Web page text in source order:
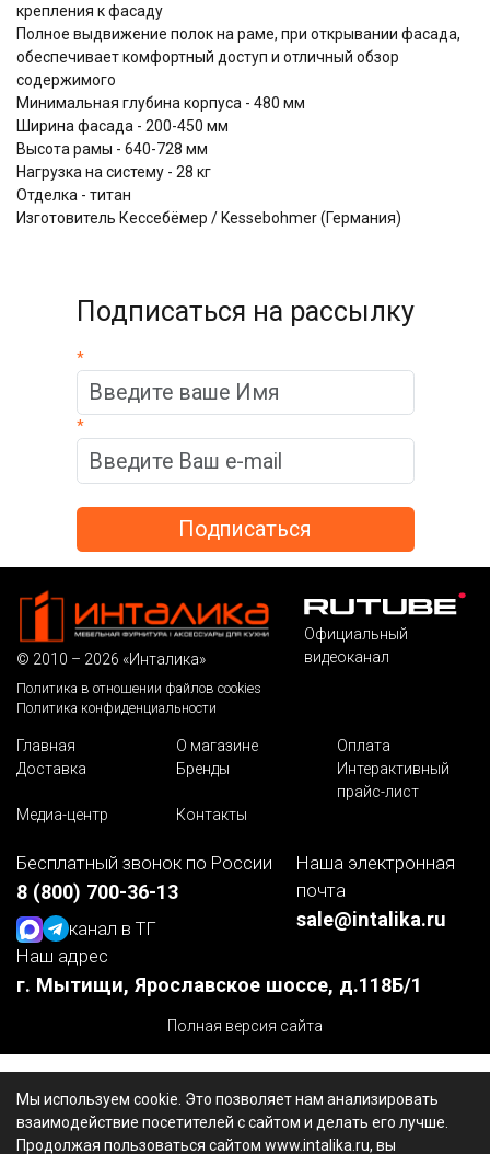
крепления к фасаду
Полное выдвижение полок на раме, при открывании фасада,
обеспечивает комфортный доступ и отличный обзор
содержимого
Минимальная глубина корпуса - 480 мм
Ширина фасада - 200-450 мм
Высота рамы - 640-728 мм
Нагрузка на систему - 28 кг
Отделка - титан
Изготовитель Кессебёмер / Kessebohmer (Германия)
Подписаться на рассылку
*
*
Мы используем cookie. Это позволяет нам анализировать
взаимодействие посетителей с сайтом и делать его лучше.
Продолжая пользоваться сайтом www.intalika.ru, вы
© 2010 – 2026 «Инталика»
Политика в отношении файлов cookies
Политика конфиденциальности
Официальный
видеоканал
Главная О магазине
Оплата
Доставка
Бренды
Интерактивный
прайс-лист
Медиа-центр
Контакты
Бесплатный звонок по России
8 (800) 700-36-13
канал в ТГ
Наша электронная
почта
sale@intalika.ru
Наш адрес
г. Мытищи, Ярославское шоссе, д.118Б/1
Полная версия сайта